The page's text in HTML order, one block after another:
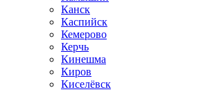
Канск
Каспийск
Кемерово
Керчь
Кинешма
Киров
Киселёвск